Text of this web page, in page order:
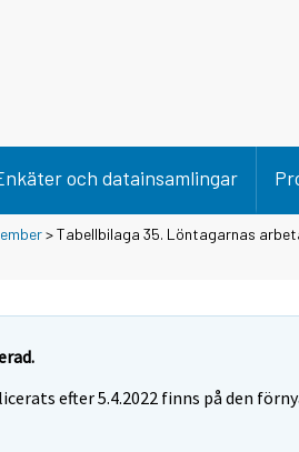
och datainsamlingar
> Tabellbilaga 35. Löntagarnas
efter 5.4.2022 finns på den